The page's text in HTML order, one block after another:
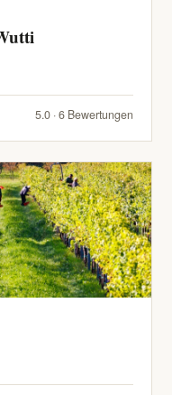
5.0 · 6 Bewertungen